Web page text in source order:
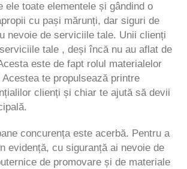
ele toate elementele și gândind o
cu pași mărunți, dar siguri de
nevoie de serviciile tale. Unii clienți
tale , deși încă nu au aflat de
este de fapt rolul materialelor
Acestea te propulsează printre
clienți și chiar te ajută să devii
concurența este acerbă. Pentru a
evidență, cu siguranță ai nevoie de
de promovare și de materiale